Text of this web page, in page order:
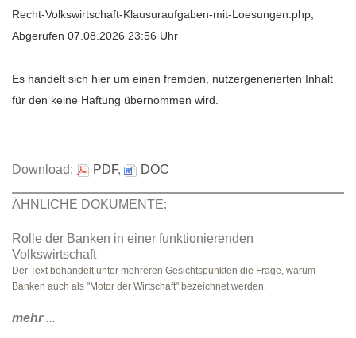
Recht-Volkswirtschaft-Klausuraufgaben-mit-Loesungen.php,
Abgerufen 07.08.2026 23:56 Uhr
Es handelt sich hier um einen fremden, nutzergenerierten Inhalt
für den keine Haftung übernommen wird.
Download: PDF, DOC
ÄHNLICHE DOKUMENTE:
Rolle der Banken in einer funktionierenden
Volkswirtschaft
Der Text behandelt unter mehreren Gesichtspunkten die Frage, warum
Banken auch als "Motor der Wirtschaft" bezeichnet werden.
mehr...